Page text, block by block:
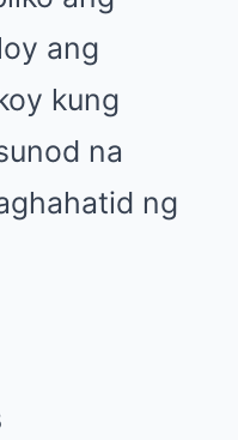
ang
kung
na
ng